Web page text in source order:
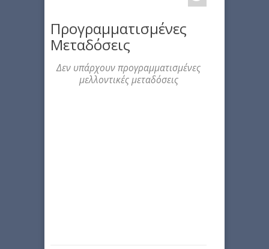
Προγραμματισμένες
Μεταδόσεις
Δεν υπάρχουν προγραμματισμένες
μελλοντικές μεταδόσεις